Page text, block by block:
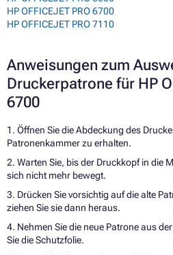
HP OFFICEJET PRO 6700
HP OFFICEJET PRO 7110
Anweisungen zum
Druckerpatrone für HP
6700
1. Öffnen Sie die Abdeckung des
Patronenkammer zu erhalten.
2. Warten Sie, bis der Druckkopf in die
sich nicht mehr bewegt.
3. Drücken Sie vorsichtig auf die alte
ziehen Sie sie dann heraus.
4. Nehmen Sie die neue Patrone aus
Sie die Schutzfolie.